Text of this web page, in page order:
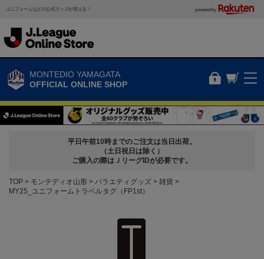
ユニフォームなどの公式グッズが買える！ powered by
MONTEDIO YAMAGATA
OFFICIAL ONLINE SHOP
平日午前10時までのご注文は当日出荷。
（土日祝日は除く）
ご購入の際はＪリーグIDが必要です。
TOP モンテディオ山形 バラエティグッズ
雑貨
MY25_ユニフォームトラベルタグ（FP1st）